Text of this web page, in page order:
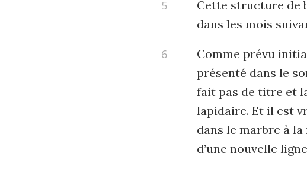
Cette structure de
dans les mois
Comme prévu
présenté dans le
fait pas de titre et
lapidaire. Et il est
dans le marbre à
d’une nouvelle